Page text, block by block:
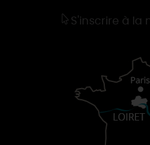
S'inscrire à la